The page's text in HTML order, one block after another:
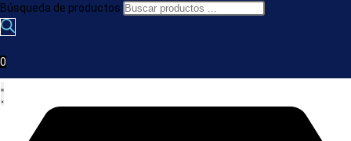
Búsqueda de productos
0